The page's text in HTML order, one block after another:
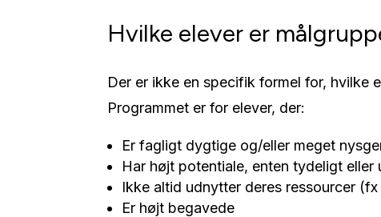
Hvilke elever er
Der er ikke en specifik formel for, hvilke
Programmet er for elever, der:
Er fagligt dygtige og/eller meget
Har højt potentiale, enten tydeligt eller
Ikke altid udnytter deres ressourcer
Er højt begavede